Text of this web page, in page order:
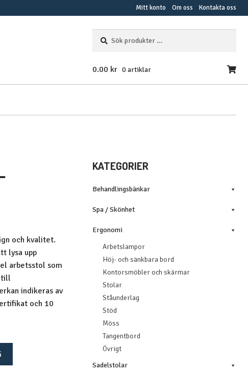
Mitt konto Om oss Kontakta oss
efter:
0.00 kr 0 artiklar
och kvalitet.
lysa upp
arbetsstol som
till
indikeras av
och 10
KATEGORIER
Behandlingsbänkar
Spa / Skönhet
Ergonomi
Arbetslampor
Höj- och sänkbara bord
Kontorsmöbler och skärmar
Stolar
Ståunderlag
Stöd
Möss
Tangentbord
Övrigt
Sadelstolar